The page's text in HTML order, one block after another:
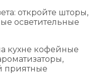
откройте шторы,
осветительные
кухне кофейные
приятные